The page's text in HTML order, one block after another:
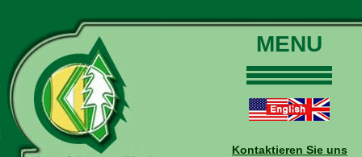
MENU
Touren
Daten und Preise
Kontaktieren Sie uns